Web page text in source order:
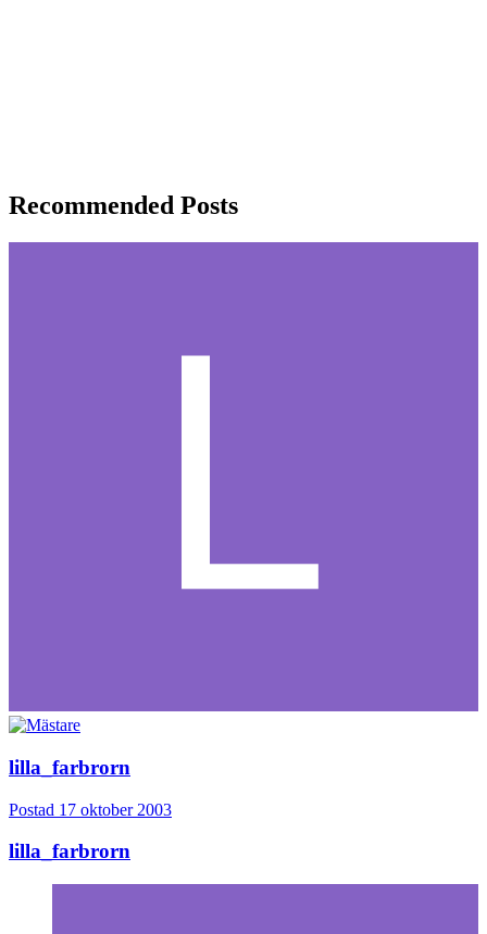
Recommended Posts
lilla_farbrorn
Postad 17 oktober 2003
lilla_farbrorn